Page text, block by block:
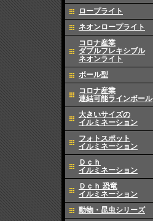
ロープライト
ネオンロープライト
コロナ産業
ダブルフレキシブル
ネオンライト
ボール型
コロナ産業
連結可能ラインボール
大きいサイズの
イルミネーション
フォトスポット
イルミネーション
Ｄｃｈ
イルミネーション
Ｄｃｈ 恐竜
イルミネーション
動物・昆虫シリーズ